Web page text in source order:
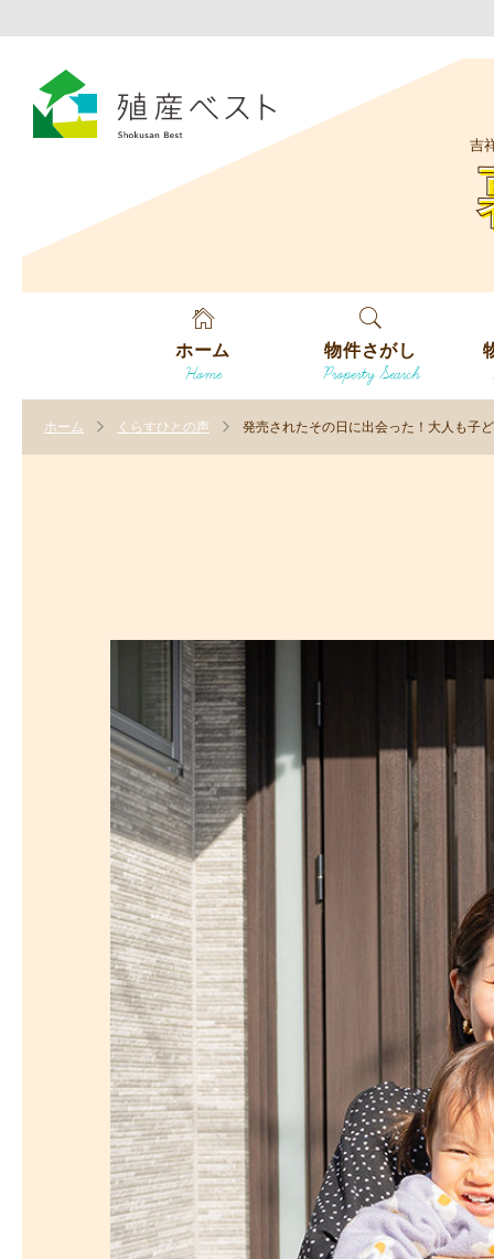
吉
ホーム
Home
物件さがし
Property Search
す
ホーム くらすひとの声 発売されたその日に出会った！大人も子